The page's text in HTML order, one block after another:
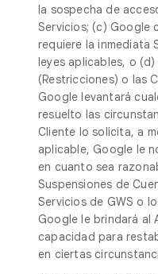
la sospecha de
Servicios; (c) Google
requiere la inmediata
leyes aplicables, o (d)
(Restricciones) o las
Google levantará
resuelto las
Cliente lo solicita, a
aplicable, Google le
en cuanto sea
Suspensiones de
Servicios de GWS o
Google le brindará al
capacidad para
en ciertas